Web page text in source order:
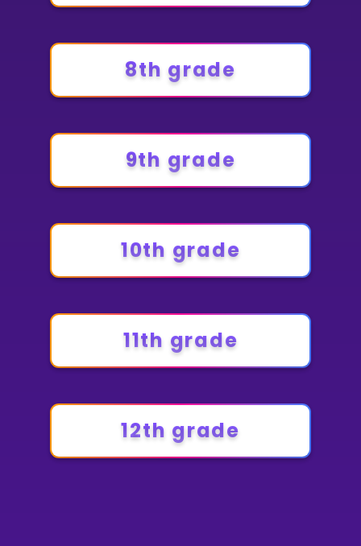
8th grade
9th grade
10th grade
11th grade
12th grade